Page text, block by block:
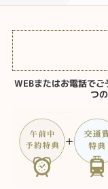
WEBまたはお電話で
つ